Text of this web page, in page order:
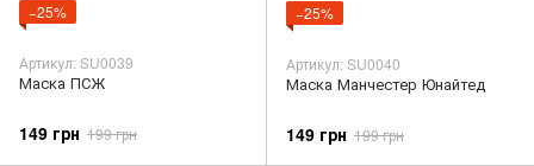
−25%
Артикул: SU0039
Маска ПСЖ
149 грн 199 грн
−25%
Артикул: SU0040
Маска Манчестер Юнайтед
149 грн 199 грн